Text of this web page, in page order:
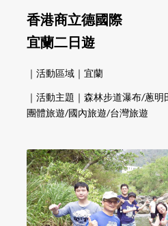
香港商立德國際
宜蘭二日遊
｜活動區域｜宜蘭
｜活動主題｜森林步道瀑布/蔥
團體旅遊/國內旅遊/台灣旅遊